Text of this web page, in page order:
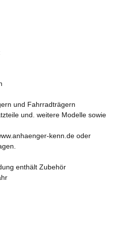
und Fahrradträgern
und. weitere Modelle sowie
kenn.de oder
enthält Zubehör